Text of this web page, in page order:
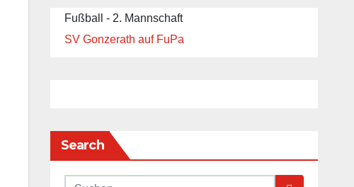
Fußball - 2. Mannschaft
SV Gonzerath auf FuPa
Search